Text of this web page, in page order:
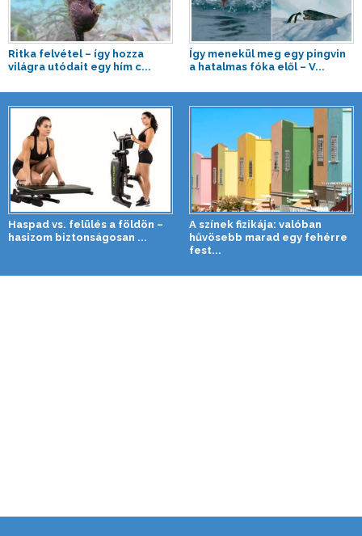
Ritka felvétel – így hozza
világra utódait egy hím c...
Így menekül meg egy pingvin
a hatalmas fóka elől – V...
Haspad vs. felülés a földön –
hasizom biztonságosan ...
A színek fizikája: valóban
hűvösebb marad egy fehérre
fest...